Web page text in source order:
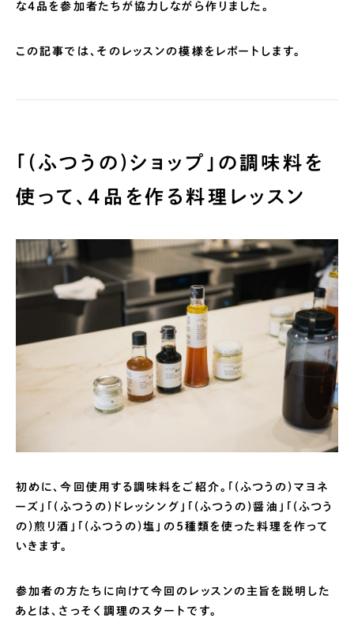
な4品を参加者たちが協力しながら作りました。
この記事では、そのレッスンの模様をレポートします。
「(ふつうの)ショップ」の調味料を
使って、4品を作る料理レッスン
初めに、今回使用する調味料をご紹介。「(ふつうの)マヨネ
ーズ」「(ふつうの)ドレッシング」「(ふつうの)醤油」「(ふつう
の)煎り酒」「(ふつうの)塩」の5種類を使った料理を作って
いきます。
参加者の方たちに向けて今回のレッスンの主旨を説明した
あとは、さっそく調理のスタートです。